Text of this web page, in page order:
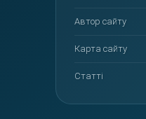
Автор сайту
Карта сайту
Статті